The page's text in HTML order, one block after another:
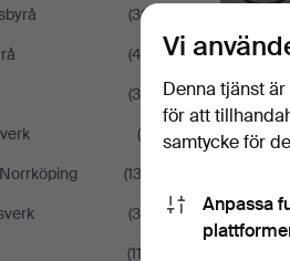
(30)
(43)
(34)
(8)
(133)
(36)
(113)
28".
3 bud
43 USD
Vi
Denna tjänst
för att
samtycke för
Anpassa